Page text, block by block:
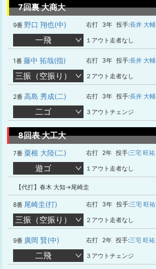
7回裏 大商大
9番 野口 翔也(中) 右打 3年 投手:長井 大輔
一飛 １アウト走者なし
1番 藤中 拓哉(指) 右打 3年 投手:長井 大輔
三振（空振り） ２アウト走者なし
2番 高島 秀成(二) 右打 3年 投手:長井 大輔
二ゴ ３アウトチェンジ
8回表 大工大
7番 粟根 大陸(二) 右打 2年 投手:三宅 旺祐
遊ゴ １アウト走者なし
【代打】春木 大知→尾崎圭
8番 尾崎圭(打) 右打 3年 投手:三宅 旺祐
三振（空振り） ２アウト走者なし
9番 廣岡 賢(中) 右打 2年 投手:三宅 旺祐
二飛 ３アウトチェンジ